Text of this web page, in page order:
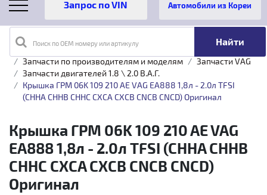
Поиск по OEM номеру или артикулу
Автомобили из Кореи
Главная
Каталог товаров
Запчасти по производителям и моделям
Запчасти VAG
Запчасти двигателей 1.8 \ 2.0 B.A.Г.
Крышка ГРМ 06K 109 210 AE VAG EA888 1,8л - 2.0л TFSI
(CHHA CHHB CHHC CXCA CXCB CNCB CNCD) Оригинал
Крышка ГРМ 06K 109 210 AE VAG
EA888 1,8л - 2.0л TFSI (CHHA CHHB
CHHC CXCA CXCB CNCB CNCD)
Оригинал